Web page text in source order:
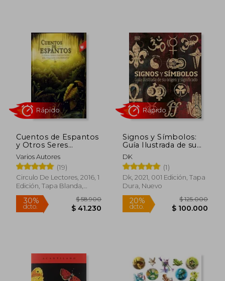
45%
dcto.
$ 163.357
$ 89.847
10%
dcto. $
Cuentos de Espantos
y Otros Seres
Fantásticos del
Folclor Colombiano
Varios Autores
(19)
Circulo De Lectores, 2016, 1
Edición, Tapa Blanda,
Nuevo
Rápido
Signos y Símbolos:
Guía Ilustrada de su
Origen y Significado
(Conocimiento)
DK
(1)
Dk, 2021, 001 Edición, Tapa
Dura, NuevoRápido